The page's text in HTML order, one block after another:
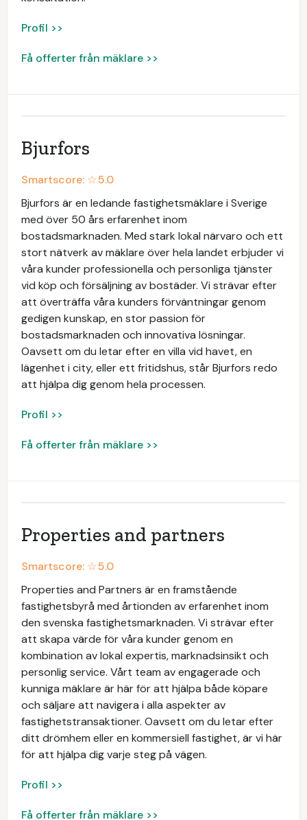
Profil >>
Få offerter från mäklare >>
Bjurfors
Smartscore: ☆5.0
Bjurfors är en ledande fastighetsmäklare i Sverige
med över 50 års erfarenhet inom
bostadsmarknaden. Med stark lokal närvaro och ett
stort nätverk av mäklare över hela landet erbjuder vi
våra kunder professionella och personliga tjänster
vid köp och försäljning av bostäder. Vi strävar efter
att överträffa våra kunders förväntningar genom
gedigen kunskap, en stor passion för
bostadsmarknaden och innovativa lösningar.
Oavsett om du letar efter en villa vid havet, en
lägenhet i city, eller ett fritidshus, står Bjurfors redo
att hjälpa dig genom hela processen.
Profil >>
Få offerter från mäklare >>
Properties and partners
Smartscore: ☆5.0
Properties and Partners är en framstående
fastighetsbyrå med årtionden av erfarenhet inom
den svenska fastighetsmarknaden. Vi strävar efter
att skapa värde för våra kunder genom en
kombination av lokal expertis, marknadsinsikt och
personlig service. Vårt team av engagerade och
kunniga mäklare är här för att hjälpa både köpare
och säljare att navigera i alla aspekter av
fastighetstransaktioner. Oavsett om du letar efter
ditt drömhem eller en kommersiell fastighet, är vi här
för att hjälpa dig varje steg på vägen.
Profil >>
Få offerter från mäklare >>